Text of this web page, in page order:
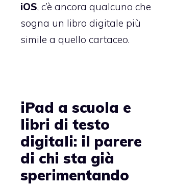
iOS, c’è ancora qualcuno che
sogna un libro digitale più
simile a quello cartaceo.
iPad a scuola e
libri di testo
digitali: il parere
di chi sta già
sperimentando